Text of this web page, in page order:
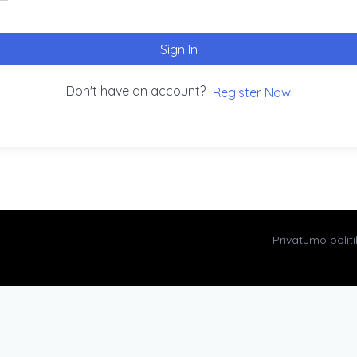
Sign In
Don't have an account? Register Now
Privatumo